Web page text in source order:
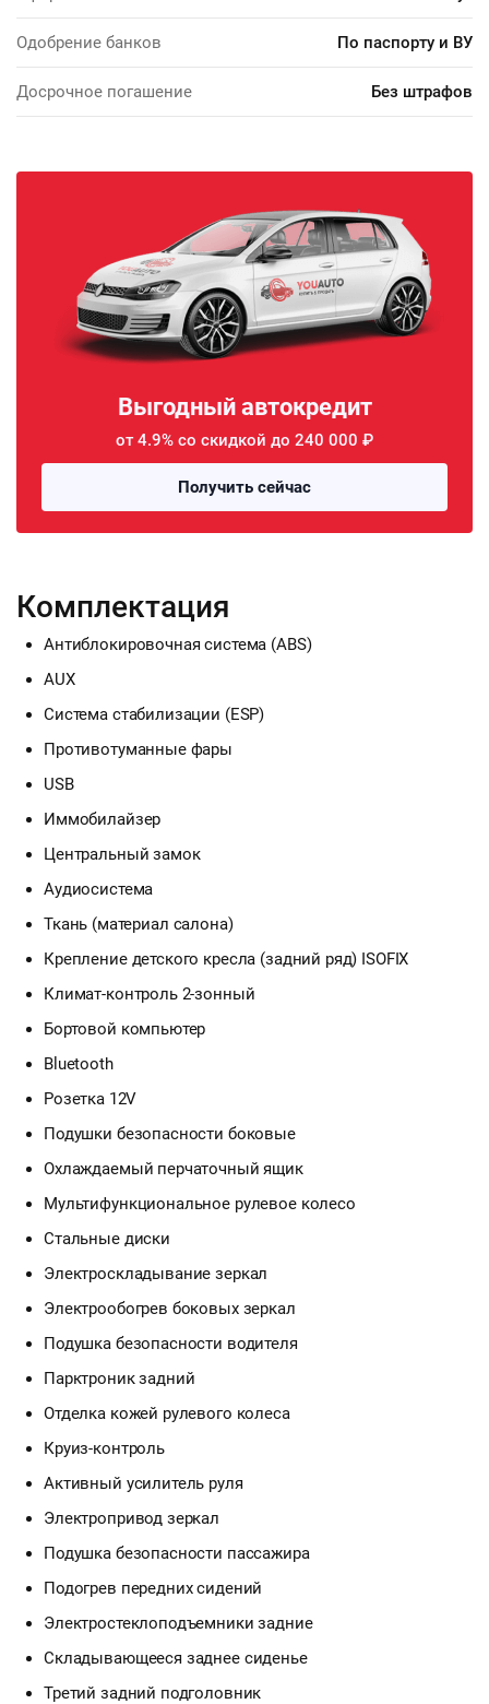
Одобрение банков По паспорту и ВУ
Досрочное погашение Без штрафов
Выгодный автокредит
от 4.9% со скидкой до 240 000 ₽
Получить сейчас
Комплектация
Антиблокировочная система (ABS)
AUX
Система стабилизации (ESP)
Противотуманные фары
USB
Иммобилайзер
Центральный замок
Аудиосистема
Ткань (материал салона)
Крепление детского кресла (задний ряд) ISOFIX
Климат-контроль 2-зонный
Бортовой компьютер
Bluetooth
Розетка 12V
Подушки безопасности боковые
Охлаждаемый перчаточный ящик
Мультифункциональное рулевое колесо
Стальные диски
Электроскладывание зеркал
Электрообогрев боковых зеркал
Подушка безопасности водителя
Парктроник задний
Отделка кожей рулевого колеса
Круиз-контроль
Активный усилитель руля
Электропривод зеркал
Подушка безопасности пассажира
Подогрев передних сидений
Электростеклоподъемники задние
Складывающееся заднее сиденье
Третий задний подголовник